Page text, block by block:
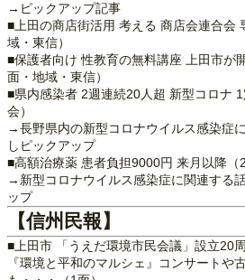
→ピックアップ記事
■上田の商店街活用 考える 商店会連合会
域・東信）
■保護者向け 性教育の無料講座 上田市が
面・地域・東信）
■県内感染者 2週連続20人超 新型コロナ
会）
→長野県内の新型コロナウイルス感染症
しピックアップ
■高額治療薬 患者負担9000円 来月以降（
→新型コロナウイルス感染症に関連する
ップ
【信州民報】
■上田市 「うえだ環境市民会議」設立20
『環境と平和のマルシェ』コンサートや